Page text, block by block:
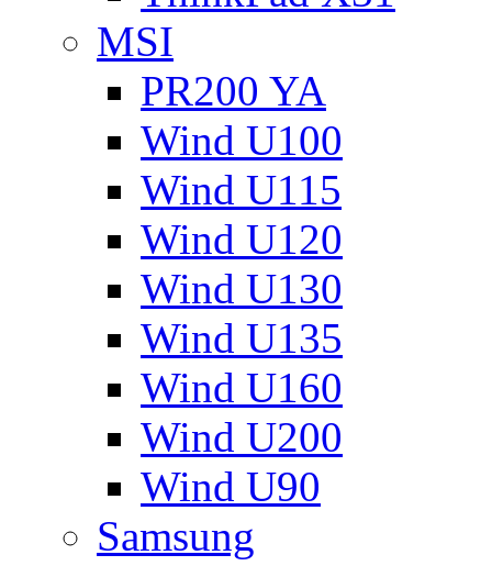
MSI
PR200 YA
Wind U100
Wind U115
Wind U120
Wind U130
Wind U135
Wind U160
Wind U200
Wind U90
Samsung